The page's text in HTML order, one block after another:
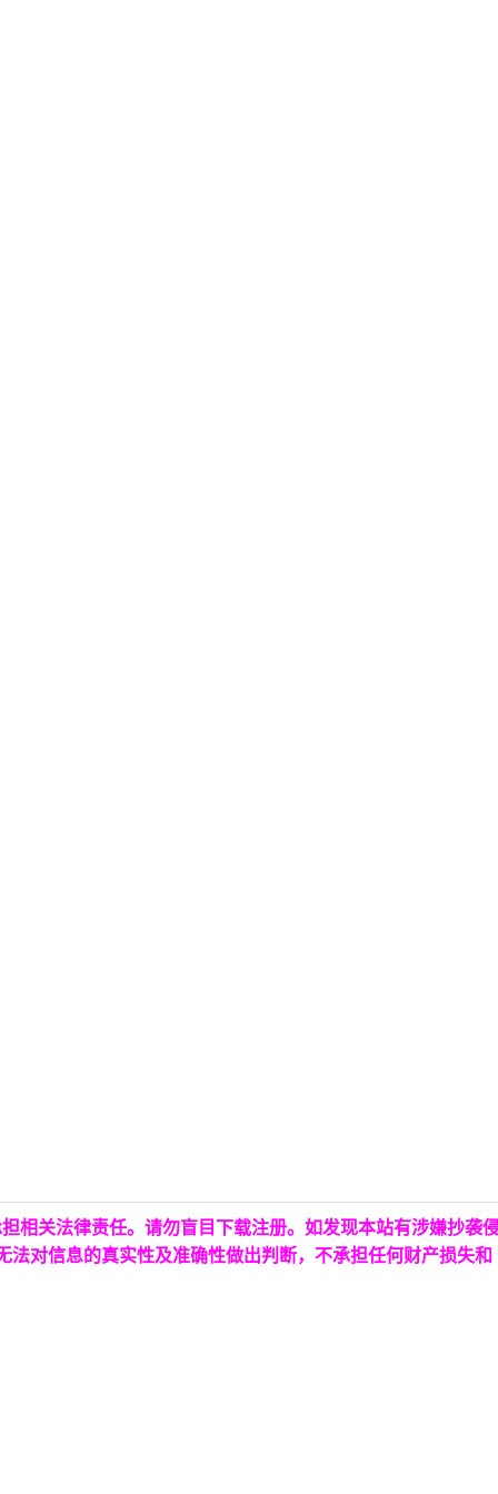
相关法律责任。请勿盲目下载注册。如发现本站有涉嫌抄袭
对信息的真实性及准确性做出判断，不承担任何财产损失和